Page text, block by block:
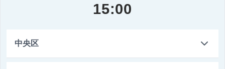
15:00
中央区